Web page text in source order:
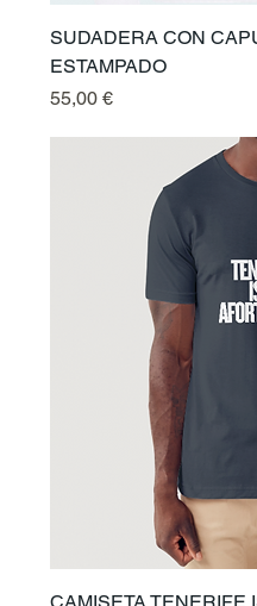
SUDADERA CON
ESTAMPADO
Prix
55,00 €